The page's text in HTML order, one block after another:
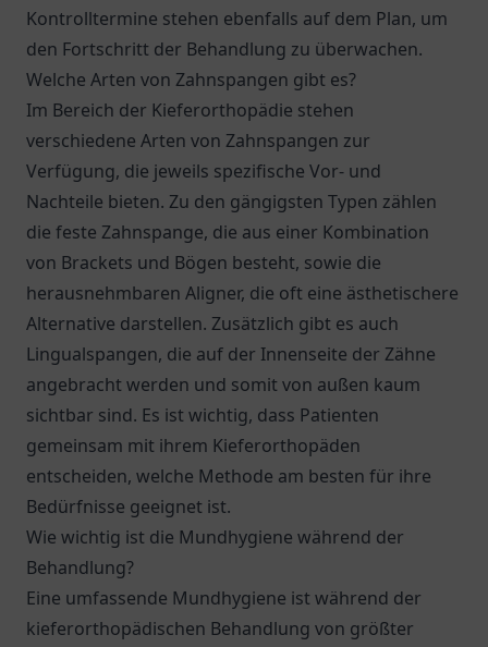
Kontrolltermine stehen ebenfalls auf dem Plan, um
den Fortschritt der Behandlung zu überwachen.
Welche Arten von Zahnspangen gibt es?
Im Bereich der Kieferorthopädie stehen
verschiedene Arten von Zahnspangen zur
Verfügung, die jeweils spezifische Vor- und
Nachteile bieten. Zu den gängigsten Typen zählen
die feste Zahnspange, die aus einer Kombination
von Brackets und Bögen besteht, sowie die
herausnehmbaren Aligner, die oft eine ästhetischere
Alternative darstellen. Zusätzlich gibt es auch
Lingualspangen, die auf der Innenseite der Zähne
angebracht werden und somit von außen kaum
sichtbar sind. Es ist wichtig, dass Patienten
gemeinsam mit ihrem Kieferorthopäden
entscheiden, welche Methode am besten für ihre
Bedürfnisse geeignet ist.
Wie wichtig ist die Mundhygiene während der
Behandlung?
Eine umfassende Mundhygiene ist während der
kieferorthopädischen Behandlung von größter